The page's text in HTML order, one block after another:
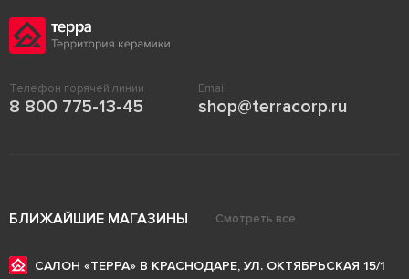
Телефон горячей линии
8 800 775-13-45
Email
shop@terracorp.ru
БЛИЖАЙШИЕ МАГАЗИНЫ Смотреть все
САЛОН «ТЕРРА» В КРАСНОДАРЕ, УЛ. ОКТЯБРЬСКАЯ 15/1